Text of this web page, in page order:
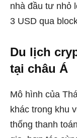
nhà đầu tư nhỏ
3 USD qua
Du lịch
tại châu Á
Mô hình của
khác trong khu
thống thanh